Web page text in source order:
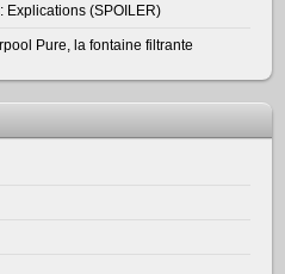
Explications (SPOILER)
Pure, la fontaine filtrante